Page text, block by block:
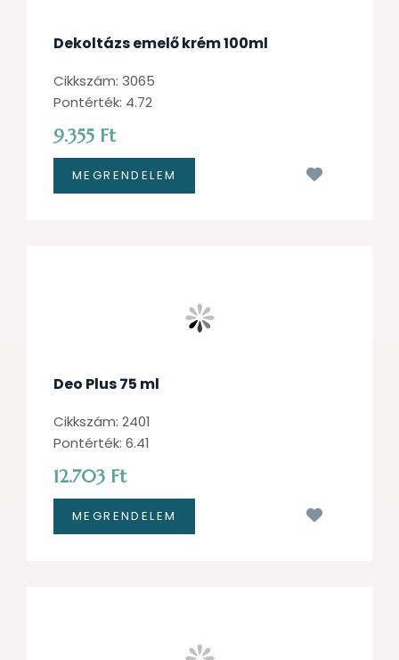
Dekoltázs emelő krém 100ml
Cikkszám: 3065
Pontérték: 4.72
9.355 Ft
Deo Plus 75 ml
Cikkszám: 2401
Pontérték: 6.41
12.703 Ft